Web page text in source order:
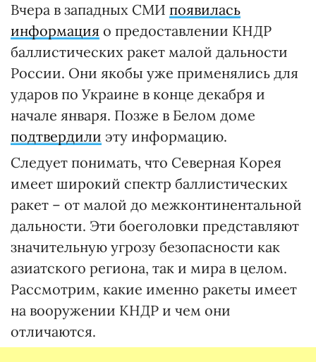
Вчера в западных СМИ появилась
информация о предоставлении КНДР
баллистических ракет малой дальности
России. Они якобы уже применялись для
ударов по Украине в конце декабря и
начале января. Позже в Белом доме
подтвердили эту информацию.
Следует понимать, что Северная Корея
имеет широкий спектр баллистических
ракет – от малой до межконтинентальной
дальности. Эти боеголовки представляют
значительную угрозу безопасности как
азиатского региона, так и мира в целом.
Рассмотрим, какие именно ракеты имеет
на вооружении КНДР и чем они
отличаются.